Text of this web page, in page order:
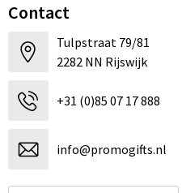
Contact
Tulpstraat 79/81
2282 NN Rijswijk
+31 (0)85 07 17 888
info@promogifts.nl